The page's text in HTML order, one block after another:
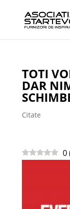
TOTI
DAR
Citate
0